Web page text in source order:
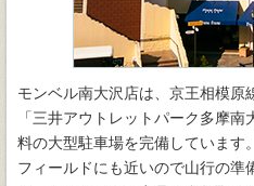
モンベル南大沢店は、京王相模原
「三井アウトレットパーク多摩
料の大型駐車場を完備しています
フィールドにも近いので山行の準